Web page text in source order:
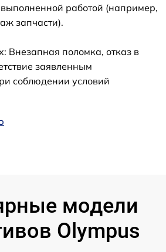
работой (например,
запчасти).
Внезапная поломка, отказ в
заявленным
соблюдении условий
модели
Olympus